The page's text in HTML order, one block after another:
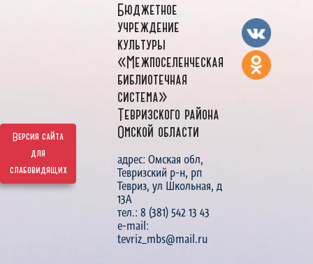
Версия сайта
для
слабовидящих
Бюджетное
учреждение
культуры
«Межпоселенческая
библиотечная
система»
Тевризского района
Омской области
адрес: Омская обл,
Тевризский р-н, рп
Тевриз, ул Школьная, д
13А
тел.: 8 (381) 542 13 43
e-mail:
tevriz_mbs@mail.ru